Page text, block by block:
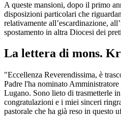
A queste mansioni, dopo il primo
disposizioni particolari che
relativamente all’escardinazione,
spostamento in altra Diocesi dei
La lettera di mons.
"Eccellenza Reverendissima, è
Padre l'ha nominato
Lugano. Sono lieto di trasmetterle
congratulazioni e i miei sinceri
pastorale che ha già reso in questo